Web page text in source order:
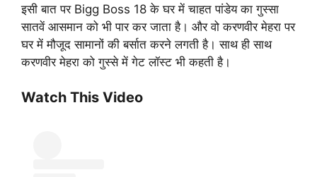
इसी बात पर Bigg Boss 18 के घर में चाहत पांडेय का गुस्सा
सातवें आसमान को भी पार कर जाता है। और वो करणवीर मेहरा पर
घर में मौजूद सामानों की बर्सात करने लगती है। साथ ही साथ
करणवीर मेहरा को गुस्से में गेट लॉस्ट भी कहती है।
Watch This Video